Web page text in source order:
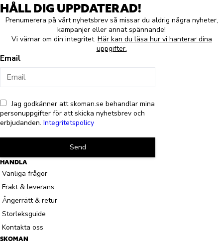
HÅLL DIG UPPDATERAD!
Prenumerera på vårt nyhetsbrev så missar du aldrig några nyheter,
kampanjer eller annat spännande!
Vi värnar om din integritet. Här kan du läsa hur vi hanterar dina
uppgifter.
Email
Jag godkänner att skoman.se behandlar mina
personuppgifter för att skicka nyhetsbrev och
erbjudanden. Integritetspolicy
Send
HANDLA
Vanliga frågor
Frakt & leverans
Ångerrätt & retur
Storleksguide
Kontakta oss
SKOMAN